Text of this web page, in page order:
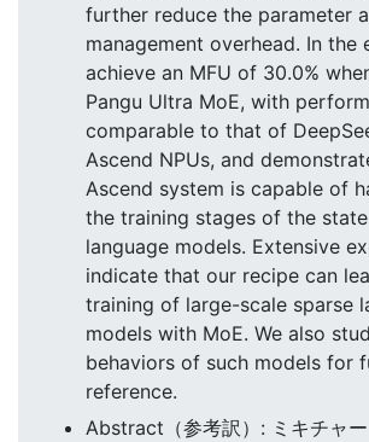
further reduce the parameter
management overhead. In the
achieve an MFU of 30.0%
Pangu Ultra MoE, with
comparable to that of
Ascend NPUs, and
Ascend system is capable of
the training stages of the
language models. Extensive
indicate that our recipe can
training of large-scale sparse
models with MoE. We also
behaviors of such models for
reference.
Abstract（参考訳）: ミキチャ